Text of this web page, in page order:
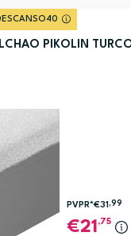
PIKOLIN
PVPR*€31,99
21 ,75